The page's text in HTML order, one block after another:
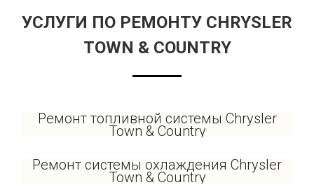
УСЛУГИ ПО РЕМОНТУ CHRYSLER
TOWN & COUNTRY
Ремонт топливной системы Chrysler
Town & Country
Ремонт системы охлаждения Chrysler
Town & Country